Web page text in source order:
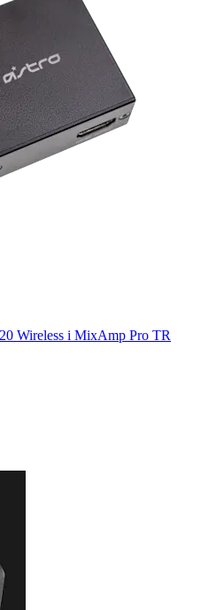
Wireless i MixAmp Pro TR